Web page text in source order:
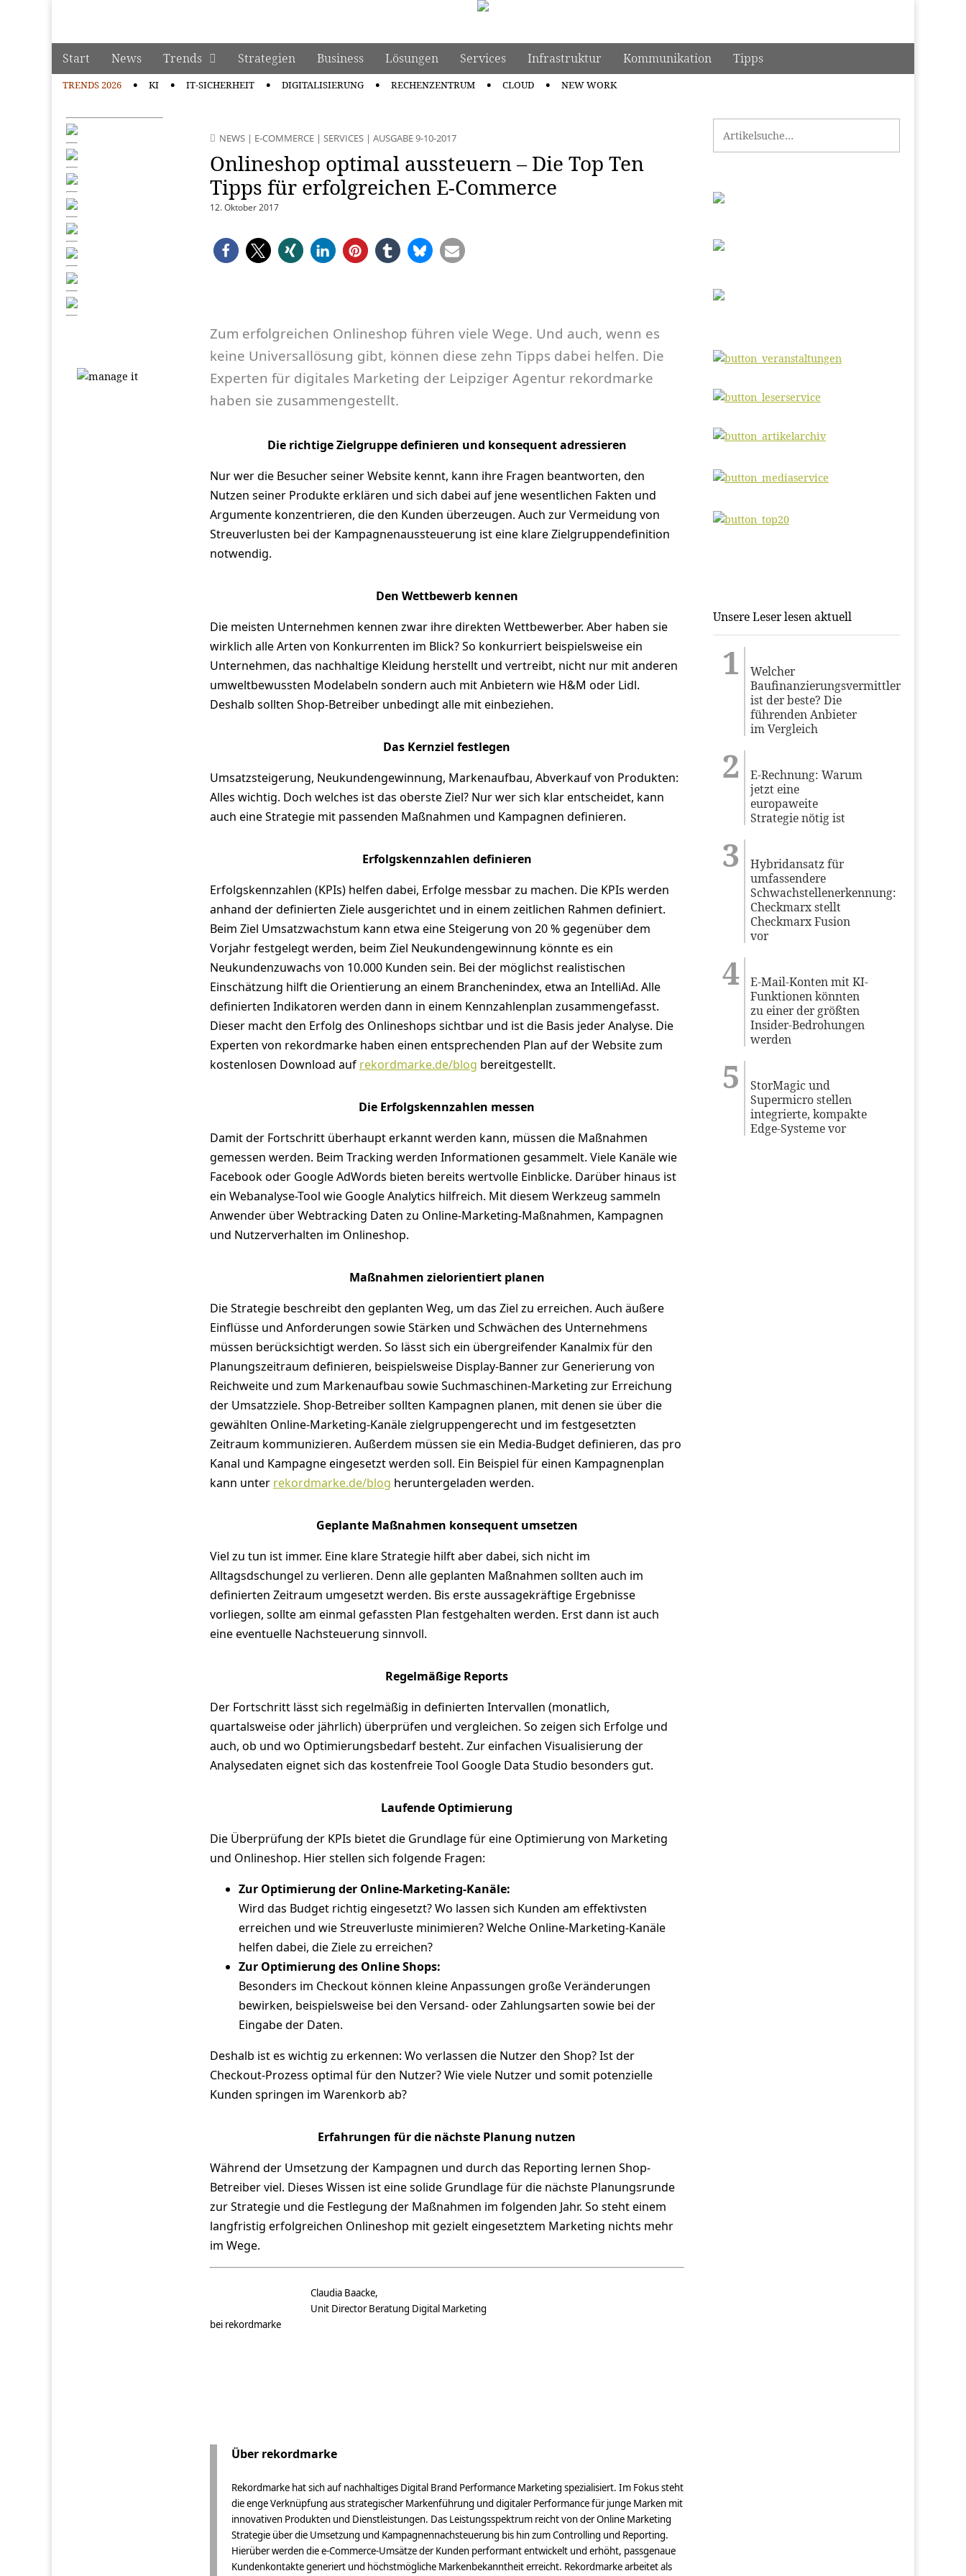
manage it
Main menu
Skip to content
Start News Trends Strategien Business Lösungen Services Infrastruktur Kommunikation Tipps
TRENDS 2026 KI IT-SICHERHEIT DIGITALISIERUNG RECHENZENTRUM CLOUD NEW WORK
NEWS| E-COMMERCE| SERVICES| AUSGABE 9-10-2017
Onlineshop optimal aussteuern – Die Top Ten
Tipps für erfolgreichen E-Commerce
12. Oktober 2017
Zum erfolgreichen Onlineshop führen viele Wege. Und auch, wenn es
keine Universallösung gibt, können diese zehn Tipps dabei helfen. Die
Experten für digitales Marketing der Leipziger Agentur rekordmarke
haben sie zusammengestellt.
Die richtige Zielgruppe definieren und konsequent adressieren
Nur wer die Besucher seiner Website kennt, kann ihre Fragen beantworten, den
Nutzen seiner Produkte erklären und sich dabei auf jene wesentlichen Fakten und
Argumente konzentrieren, die den Kunden überzeugen. Auch zur Vermeidung von
Streuverlusten bei der Kampagnenaussteuerung ist eine klare Zielgruppendefinition
notwendig.
Den Wettbewerb kennen
Die meisten Unternehmen kennen zwar ihre direkten Wettbewerber. Aber haben sie
wirklich alle Arten von Konkurrenten im Blick? So konkurriert beispielsweise ein
Unternehmen, das nachhaltige Kleidung herstellt und vertreibt, nicht nur mit anderen
umweltbewussten Modelabeln sondern auch mit Anbietern wie H&M oder Lidl.
Deshalb sollten Shop-Betreiber unbedingt alle mit einbeziehen.
Das Kernziel festlegen
Umsatzsteigerung, Neukundengewinnung, Markenaufbau, Abverkauf von Produkten:
Alles wichtig. Doch welches ist das oberste Ziel? Nur wer sich klar entscheidet, kann
auch eine Strategie mit passenden Maßnahmen und Kampagnen definieren.
Erfolgskennzahlen definieren
Erfolgskennzahlen (KPIs) helfen dabei, Erfolge messbar zu machen. Die KPIs werden
anhand der definierten Ziele ausgerichtet und in einem zeitlichen Rahmen definiert.
Beim Ziel Umsatzwachstum kann etwa eine Steigerung von 20 % gegenüber dem
Vorjahr festgelegt werden, beim Ziel Neukundengewinnung könnte es ein
Neukundenzuwachs von 10.000 Kunden sein. Bei der möglichst realistischen
Einschätzung hilft die Orientierung an einem Branchenindex, etwa an IntelliAd. Alle
definierten Indikatoren werden dann in einem Kennzahlenplan zusammengefasst.
Dieser macht den Erfolg des Onlineshops sichtbar und ist die Basis jeder Analyse. Die
Experten von rekordmarke haben einen entsprechenden Plan auf der Website zum
kostenlosen Download auf rekordmarke.de/blog bereitgestellt.
Die Erfolgskennzahlen messen
Damit der Fortschritt überhaupt erkannt werden kann, müssen die Maßnahmen
gemessen werden. Beim Tracking werden Informationen gesammelt. Viele Kanäle wie
Facebook oder Google AdWords bieten bereits wertvolle Einblicke. Darüber hinaus ist
ein Webanalyse-Tool wie Google Analytics hilfreich. Mit diesem Werkzeug sammeln
Anwender über Webtracking Daten zu Online-Marketing-Maßnahmen, Kampagnen
und Nutzerverhalten im Onlineshop.
Maßnahmen zielorientiert planen
Die Strategie beschreibt den geplanten Weg, um das Ziel zu erreichen. Auch äußere
Einflüsse und Anforderungen sowie Stärken und Schwächen des Unternehmens
müssen berücksichtigt werden. So lässt sich ein übergreifender Kanalmix für den
Planungszeitraum definieren, beispielsweise Display-Banner zur Generierung von
Reichweite und zum Markenaufbau sowie Suchmaschinen-Marketing zur Erreichung
der Umsatzziele. Shop-Betreiber sollten Kampagnen planen, mit denen sie über die
gewählten Online-Marketing-Kanäle zielgruppengerecht und im festgesetzten
Zeitraum kommunizieren. Außerdem müssen sie ein Media-Budget definieren, das pro
Kanal und Kampagne eingesetzt werden soll. Ein Beispiel für einen Kampagnenplan
kann unter rekordmarke.de/blog heruntergeladen werden.
Geplante Maßnahmen konsequent umsetzen
Viel zu tun ist immer. Eine klare Strategie hilft aber dabei, sich nicht im
Alltagsdschungel zu verlieren. Denn alle geplanten Maßnahmen sollten auch im
definierten Zeitraum umgesetzt werden. Bis erste aussagekräftige Ergebnisse
vorliegen, sollte am einmal gefassten Plan festgehalten werden. Erst dann ist auch
eine eventuelle Nachsteuerung sinnvoll.
Regelmäßige Reports
Der Fortschritt lässt sich regelmäßig in definierten Intervallen (monatlich,
quartalsweise oder jährlich) überprüfen und vergleichen. So zeigen sich Erfolge und
auch, ob und wo Optimierungsbedarf besteht. Zur einfachen Visualisierung der
Analysedaten eignet sich das kostenfreie Tool Google Data Studio besonders gut.
Laufende Optimierung
Die Überprüfung der KPIs bietet die Grundlage für eine Optimierung von Marketing
und Onlineshop. Hier stellen sich folgende Fragen:
Zur Optimierung der Online-Marketing-Kanäle:
Wird das Budget richtig eingesetzt? Wo lassen sich Kunden am effektivsten
erreichen und wie Streuverluste minimieren? Welche Online-Marketing-Kanäle
helfen dabei, die Ziele zu erreichen?
Zur Optimierung des Online Shops:
Besonders im Checkout können kleine Anpassungen große Veränderungen
bewirken, beispielsweise bei den Versand- oder Zahlungsarten sowie bei der
Eingabe der Daten.
Deshalb ist es wichtig zu erkennen: Wo verlassen die Nutzer den Shop? Ist der
Checkout-Prozess optimal für den Nutzer? Wie viele Nutzer und somit potenzielle
Kunden springen im Warenkorb ab?
Erfahrungen für die nächste Planung nutzen
Während der Umsetzung der Kampagnen und durch das Reporting lernen Shop-
Betreiber viel. Dieses Wissen ist eine solide Grundlage für die nächste Planungsrunde
zur Strategie und die Festlegung der Maßnahmen im folgenden Jahr. So steht einem
langfristig erfolgreichen Onlineshop mit gezielt eingesetztem Marketing nichts mehr
im Wege.
Claudia Baacke,
Unit Director Beratung Digital Marketing
bei rekordmarke
Über rekordmarke
Rekordmarke hat sich auf nachhaltiges Digital Brand Performance Marketing spezialisiert. Im Fokus steht
die enge Verknüpfung aus strategischer Markenführung und digitaler Performance für junge Marken mit
innovativen Produkten und Dienstleistungen. Das Leistungsspektrum reicht von der Online Marketing
Strategie über die Umsetzung und Kampagnennachsteuerung bis hin zum Controlling und Reporting.
Hierüber werden die e-Commerce-Umsätze der Kunden performant entwickelt und erhöht, passgenaue
Kundenkontakte generiert und höchstmögliche Markenbekanntheit erreicht. Rekordmarke arbeitet als
Unsere Leser lesen aktuell
Welcher
Baufinanzierungsvermittler
ist der beste? Die
führenden Anbieter
im Vergleich
E-Rechnung: Warum
jetzt eine
europaweite
Strategie nötig ist
Hybridansatz für
umfassendere
Schwachstellenerkennung:
Checkmarx stellt
Checkmarx Fusion
vor
E-Mail-Konten mit KI-
Funktionen könnten
zu einer der größten
Insider-Bedrohungen
werden
StorMagic und
Supermicro stellen
integrierte, kompakte
Edge-Systeme vor